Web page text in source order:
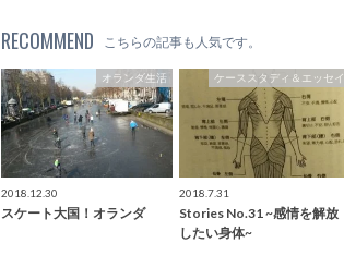
RECOMMEND こちらの記事も人気です。
オランダ生活
2018.12.30
スケート大国！オランダ
ケーススタディ＆エッセイ
2018.7.31
Stories No.31 ~感情を解放
したい身体~